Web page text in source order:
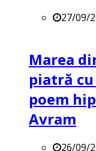
27/09/
Marea
piatră
poem
Avram
26/09/